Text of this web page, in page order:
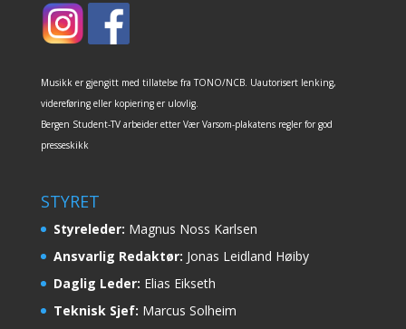
Musikk er gjengitt med tillatelse fra TONO/NCB. Uautorisert lenking,
videreføring eller kopiering er ulovlig.
Bergen Student-TV arbeider etter Vær Varsom-plakatens regler for god
presseskikk
STYRET
Styreleder: Magnus Noss Karlsen
Ansvarlig Redaktør: Jonas Leidland Høiby
Daglig Leder: Elias Eikseth
Teknisk Sjef: Marcus Solheim